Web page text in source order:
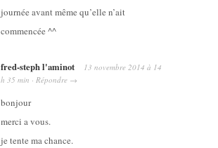
journée avant même qu’elle n’ait
commencée ^^
fred-steph l'aminot 13 novembre 2014 à 14
h 35 min · Répondre →
bonjour
merci a vous.
je tente ma chance.